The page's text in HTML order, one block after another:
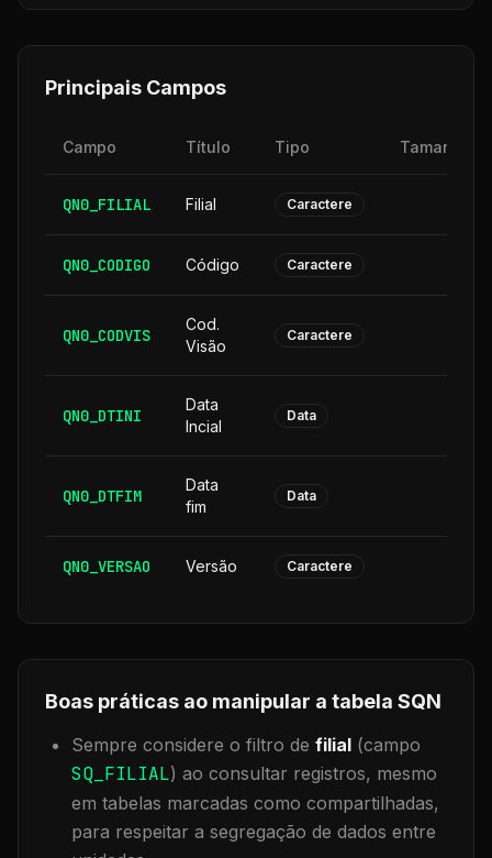
Principais Campos
Campo Título Tipo Tamanho
QN0_FILIAL Filial Caractere
QN0_CODIGO Código Caractere
QN0_CODVIS
Cod.
Visão
Caractere
QN0_DTINI
Data
Incial
Data
QN0_DTFIM
Data
fim
Data
QN0_VERSAO Versão Caractere
Boas práticas ao manipular a tabela SQN
Sempre considere o filtro de filial (campo
SQ_FILIAL) ao consultar registros, mesmo
em tabelas marcadas como compartilhadas,
para respeitar a segregação de dados entre